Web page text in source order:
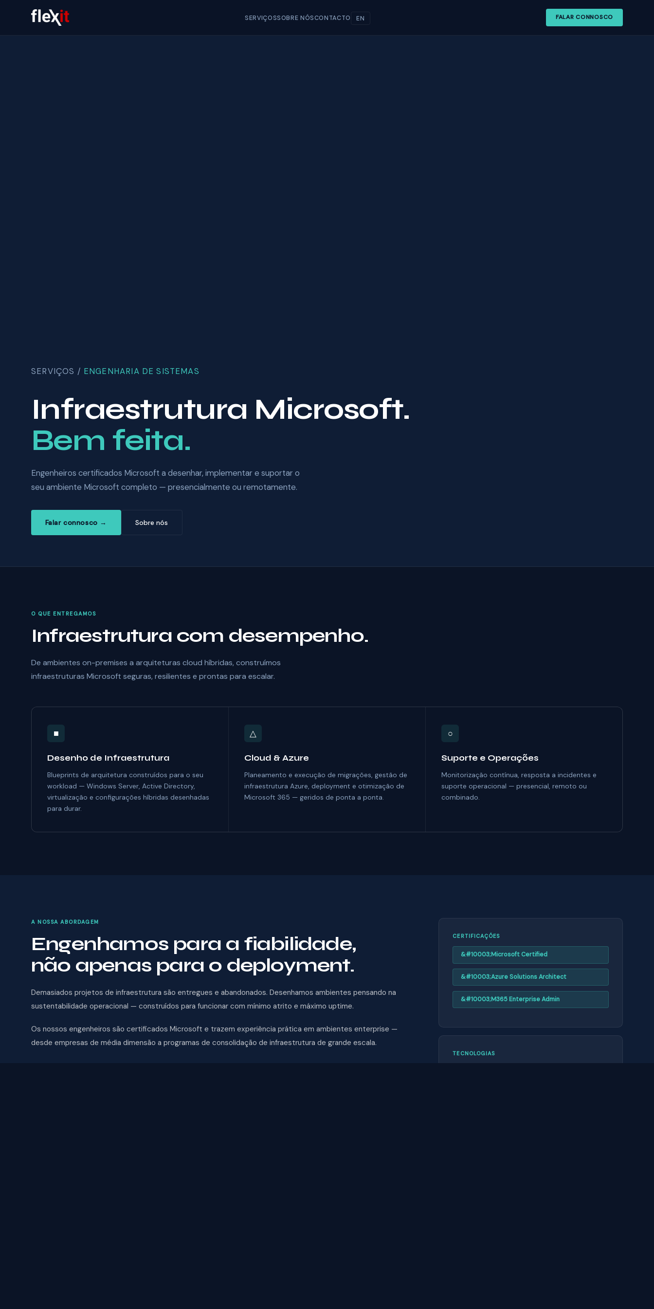
SERVIÇOSSOBRE NÓSCONTACTO EN FALAR CONNOSCO
SERVIÇOS / ENGENHARIA DE SISTEMAS
Infraestrutura Microsoft.
Bem feita.
Engenheiros certificados Microsoft a desenhar, implementar e suportar o
seu ambiente Microsoft completo — presencialmente ou remotamente.
Falar connosco → Sobre nós
O QUE ENTREGAMOS
Infraestrutura com desempenho.
De ambientes on-premises a arquiteturas cloud híbridas, construímos
infraestruturas Microsoft seguras, resilientes e prontas para escalar.
■
Desenho de Infraestrutura
Blueprints de arquitetura construídos para o seu
workload — Windows Server, Active Directory,
virtualização e configurações híbridas desenhadas
para durar.
△
Cloud & Azure
Planeamento e execução de migrações, gestão de
infraestrutura Azure, deployment e otimização de
Microsoft 365 — geridos de ponta a ponta.
○
Suporte e Operações
Monitorização contínua, resposta a incidentes e
suporte operacional — presencial, remoto ou
combinado.
A NOSSA ABORDAGEM
Engenhamos para a fiabilidade,
não apenas para o deployment.
Demasiados projetos de infraestrutura são entregues e abandonados. Desenhamos ambientes pensando na
sustentabilidade operacional — construídos para funcionar com mínimo atrito e máximo uptime.
Os nossos engenheiros são certificados Microsoft e trazem experiência prática em ambientes enterprise —
desde empresas de média dimensão a programas de consolidação de infraestrutura de grande escala.
CERTIFICAÇÕES
Microsoft Certified
Azure Solutions Architect
M365 Enterprise Admin
TECNOLOGIAS